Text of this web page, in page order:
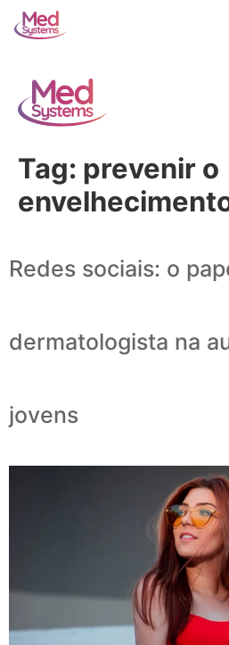
Tag: prevenir o
Redes sociais: o
dermatologista na
jovens